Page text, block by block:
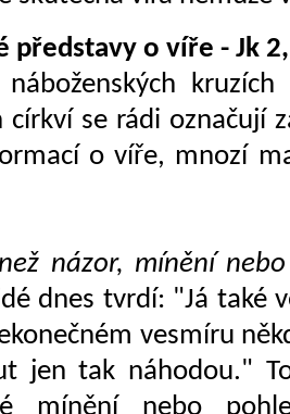
představy o víře - Jk
kruzích
církví se rádi označují
o víře, mnozí
názor, mínění
dnes tvrdí: "Já také
vesmíru
jen tak náhodou."
mínění nebo